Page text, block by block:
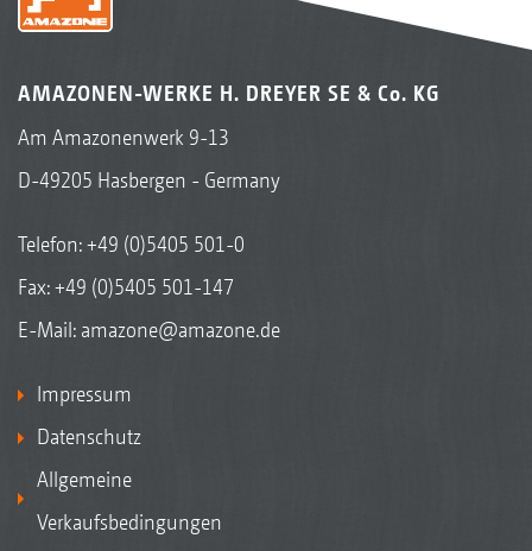
AMAZONEN-WERKE H. DREYER SE & Co. KG
Am Amazonenwerk 9-13
D-49205 Hasbergen - Germany
Telefon:+49 (0)5405 501-0
Fax: +49 (0)5405 501-147
E-Mail: amazone@amazone.de
Impressum
Datenschutz
Allgemeine
Verkaufsbedingungen